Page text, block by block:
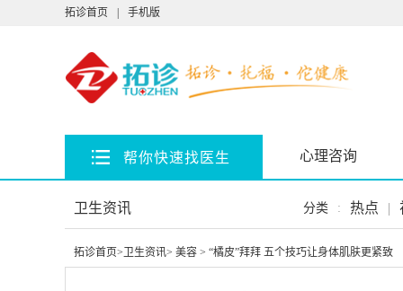
拓诊首页 手机版
帮你快速找医生 心理咨询
卫生资讯 分类 : 热点 |
拓诊首页> 卫生资讯> 美容 > “橘皮”拜拜 五个技巧让身体肌肤更紧致